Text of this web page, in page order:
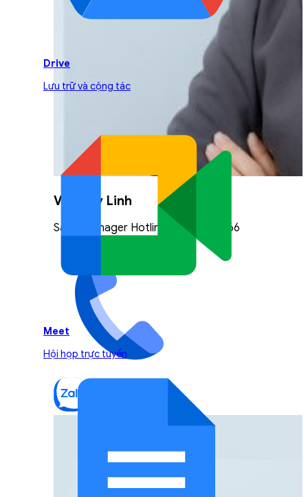
Vũ Thuỳ Linh
Sales Manager Hotline: 0842.999.666
Drive
Lưu trữ và cộng tác
Meet
Hội họp trực tuyến